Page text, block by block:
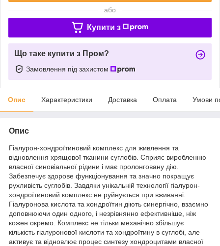
або
Купити з
Що таке купити з Пром?
Замовлення під захистом
Опис Характеристики Доставка Оплата Умови
Опис
Гіалурон-хондроїтиновий комплекс для живлення та
відновлення хрящової тканини суглобів. Сприяє виробленню
власної синовіальної рідини і має пролонговану дію.
Забезпечує здорове функціонування та значно покращує
рухливість суглобів. Завдяки унікальній технології гіалурон-
хондроїтиновий комплекс не руйнується при вживанні.
Гіалуронова кислота та хондроїтин діють синергічно, взаємно
доповнюючи один одного, і незрівнянно ефективніше, ніж
кожен окремо. Комплекс не тільки механічно збільшує
кількість гіалуронової кислоти та хондроїтину в суглобі, але
активує та відновлює процес синтезу хондроцитами власної